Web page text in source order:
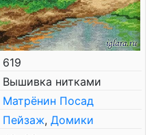
619
Вышивка нитками
Матрёнин Посад
Пейзаж, Домики